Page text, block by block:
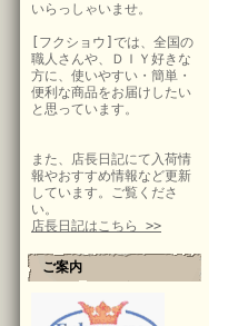
いらっしゃいませ。
[フクショウ]では、全国の
職人さんや、ＤＩＹ好きな
方に、使いやすい・簡単・
便利な商品をお届けしたい
と思っています。
また、店長日記にて入荷情
報やおすすめ情報など更新
しています。ご覧くださ
い。
店長日記はこちら >>
ご案内